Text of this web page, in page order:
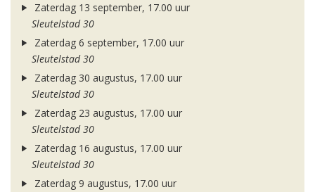
Zaterdag 13 september, 17.00 uur
Sleutelstad 30
Zaterdag 6 september, 17.00 uur
Sleutelstad 30
Zaterdag 30 augustus, 17.00 uur
Sleutelstad 30
Zaterdag 23 augustus, 17.00 uur
Sleutelstad 30
Zaterdag 16 augustus, 17.00 uur
Sleutelstad 30
Zaterdag 9 augustus, 17.00 uur